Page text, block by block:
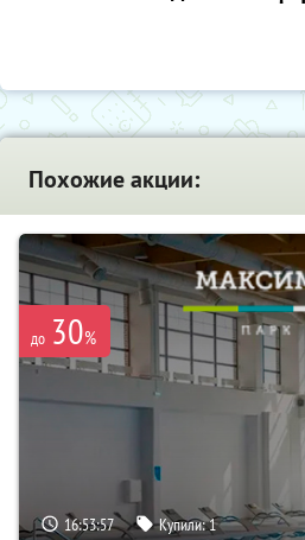
Похожие акции:
до 30%
16:53:56 Купили:1